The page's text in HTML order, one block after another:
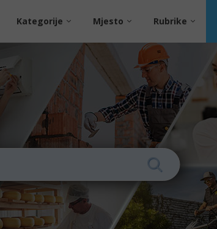
Kategorije Mjesto Rubrike